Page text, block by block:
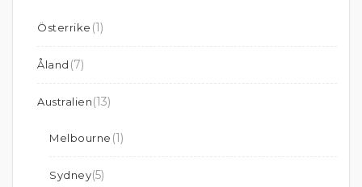
Österrike (1)
Åland (7)
Australien(13)
Melbourne (1)
Sydney(5)